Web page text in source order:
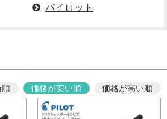
パイロット
順 価格が安い順 価格が高い順